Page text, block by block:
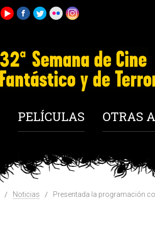
PELÍCULAS OTRAS
Noticias Presentada la programación